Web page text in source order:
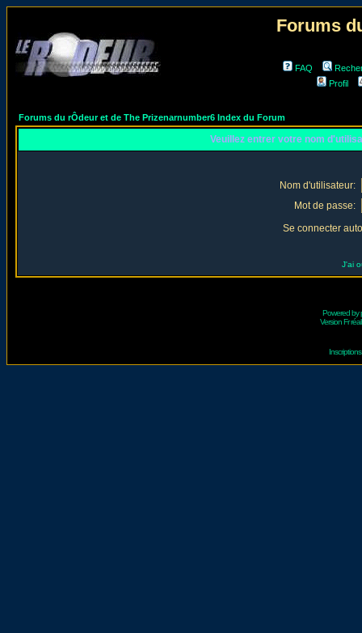
Forums
FAQ
Profil
Forums du rÔdeur et de The Prizenarnumber6 Index du Forum
Veuillez entrer votre nom
Nom d'utilisateur:
Mot de passe:
Se connecter
J'ai
Powered by
Version Fr